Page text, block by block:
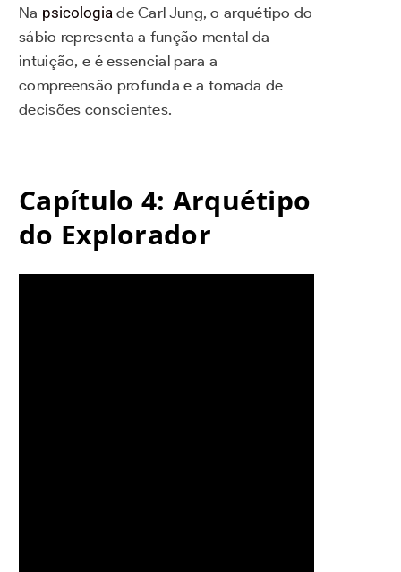
Na psicologiade Carl Jung, o arquétipo do
sábio representa a função mental da
intuição, e é essencial para a
compreensão profunda e a tomada de
decisões conscientes.
Capítulo 4: Arquétipo
do Explorador